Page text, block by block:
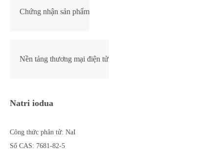
Chứng nhận sản phẩm
Nền tảng thương mại điện tử
Natri iodua
Công thức phân tử: NaI
Số CAS: 7681-82-5